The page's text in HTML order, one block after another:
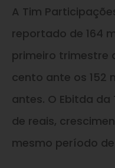
A Tim
reportado de 164
primeiro trimestre
cento ante os 152
antes. O Ebitda da
de reais,
mesmo período de